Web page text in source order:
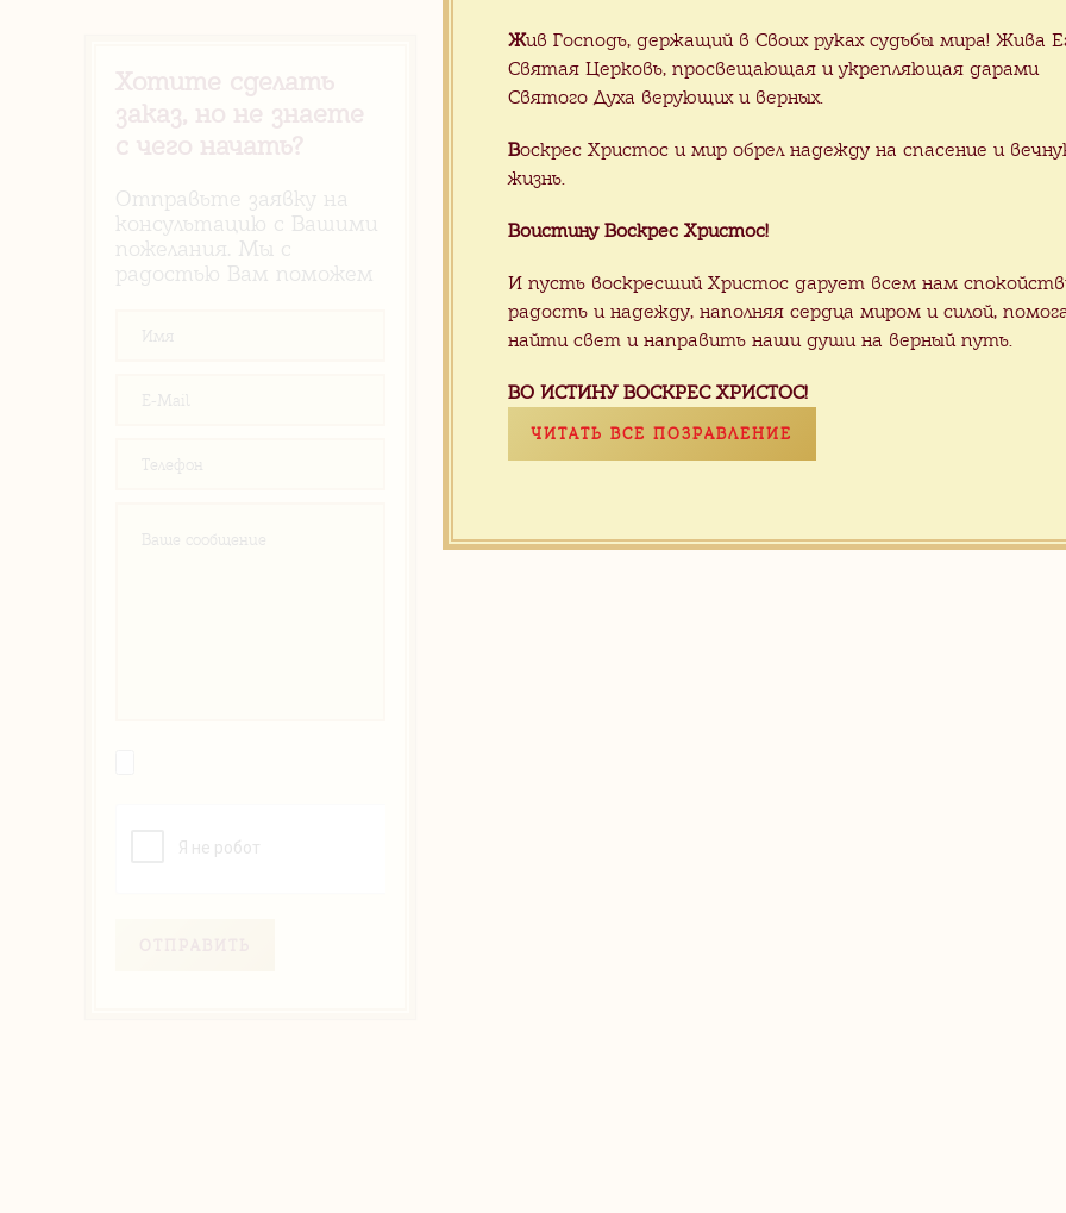
Хотите сделать
заказ, но не знаете
с чего начать?
Отправьте заявку на
консультацию с Вашими
пожелания. Мы с
радостью Вам поможем
Жив Господь, держащий в Своих руках судьбы мира! Жива
Святая Церковь, просвещающая и укрепляющая дарами
Святого Духа верующих и верных.
Воскрес Христос и мир обрел надежду на спасение и
жизнь.
Воистину Воскрес Христос!
И пусть воскресший Христос дарует всем нам
радость и надежду, наполняя сердца миром и силой,
найти свет и направить наши души на верный путь.
ВО ИСТИНУ ВОСКРЕС ХРИСТОС!
ЧИТАТЬ ВСЕ ПОЗРАВЛЕНИЕ